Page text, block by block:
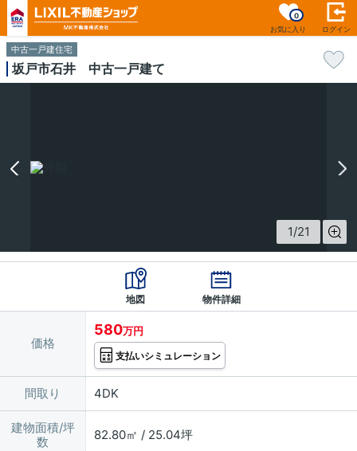
お気に入り
0
ログイン
中古一戸建住宅
坂戸市石井 中古一戸建て
1/21
地図 物件詳細
価格
580万円
支払いシミュレーション
間取り 4DK
建物面積/坪
数
82.80㎡ / 25.04坪